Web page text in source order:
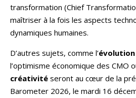
transformation (Chief
maîtriser à la fois les aspects
dynamiques humaines.
D’autres sujets, comme l’
l’optimisme économique des CMO
créativité seront au cœur de la
Barometer 2026, le mardi 16